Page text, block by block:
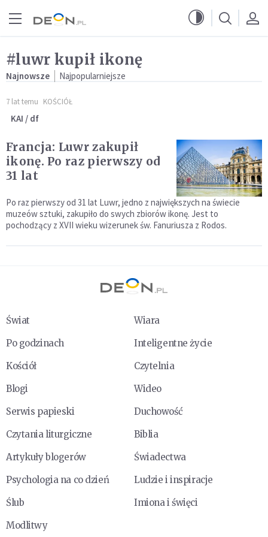
#luwr kupił ikonę
Najnowsze Najpopularniejsze
7 lat temu KOŚCIÓŁ
KAI / df
Francja: Luwr zakupił
ikonę. Po raz pierwszy od
31 lat
Po raz pierwszy od 31 lat Luwr, jedno z największych na świecie
muzeów sztuki, zakupiło do swych zbiorów ikonę. Jest to
pochodzący z XVII wieku wizerunek św. Fanuriusza z Rodos.
Świat
Wiara
Po godzinach
Inteligentne życie
Kościół
Czytelnia
Blogi
Wideo
Serwis papieski
Duchowość
Czytania liturgiczne
Biblia
Artykuły blogerów
Świadectwa
Psychologia na co dzień
Ludzie i inspiracje
Ślub
Imiona i święci
Modlitwy